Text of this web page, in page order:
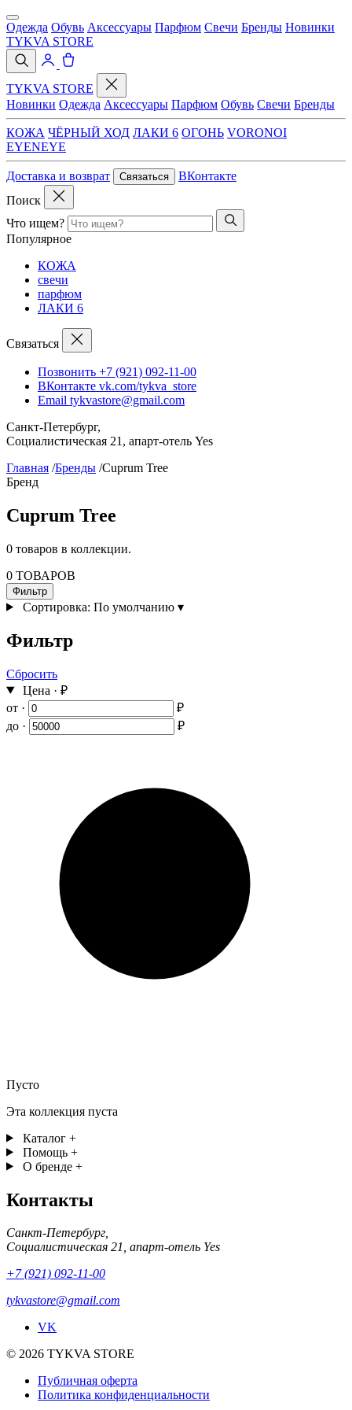
Одежда Обувь Аксессуары Парфюм Свечи Бренды Новинки
TYKVA STORE
TYKVA STORE
Новинки Одежда Аксессуары Парфюм Обувь Свечи Бренды
КОЖА ЧЁРНЫЙ ХОД ЛАКИ 6 ОГОНЬ VORONOI
EYENEYE
Доставка и возврат Связаться
ВКонтакте
Поиск
Что ищем?
Популярное
КОЖА
свечи
парфюм
ЛАКИ 6
Связаться
Позвонить +7 (921) 092-11-00
ВКонтакте vk.com/tykva_store
Email tykvastore@gmail.com
Санкт-Петербург,
Социалистическая 21, апарт-отель Yes
Главная /Бренды /Cuprum Tree
Бренд
Cuprum Tree
0 товаров в коллекции.
0 ТОВАРОВ
Фильтр
Сортировка: По умолчанию ▾
Фильтр
Сбросить
Цена · ₽
от ·
₽
до ·
₽
Пусто
Эта коллекция пуста
Каталог +
Помощь +
О бренде +
Контакты
Санкт-Петербург,
Социалистическая 21, апарт-отель Yes
+7 (921) 092-11-00
tykvastore@gmail.com
VK
© 2026 TYKVA STORE
Публичная оферта
Политика конфиденциальности